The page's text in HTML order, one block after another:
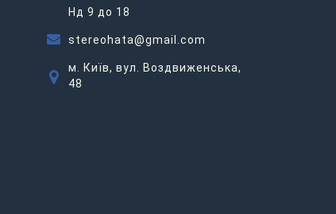
Нд 9 до 18
stereohata@gmail.com
м. Київ, вул. Воздвиженська,
48